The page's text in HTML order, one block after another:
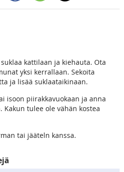
kattilaan ja kiehauta. Ota
yksi kerrallaan. Sekoita
ja lisää suklaataikinaan.
isoon piirakkavuokaan ja anna
tulee ole vähän kostea
tai jääteln kanssa.